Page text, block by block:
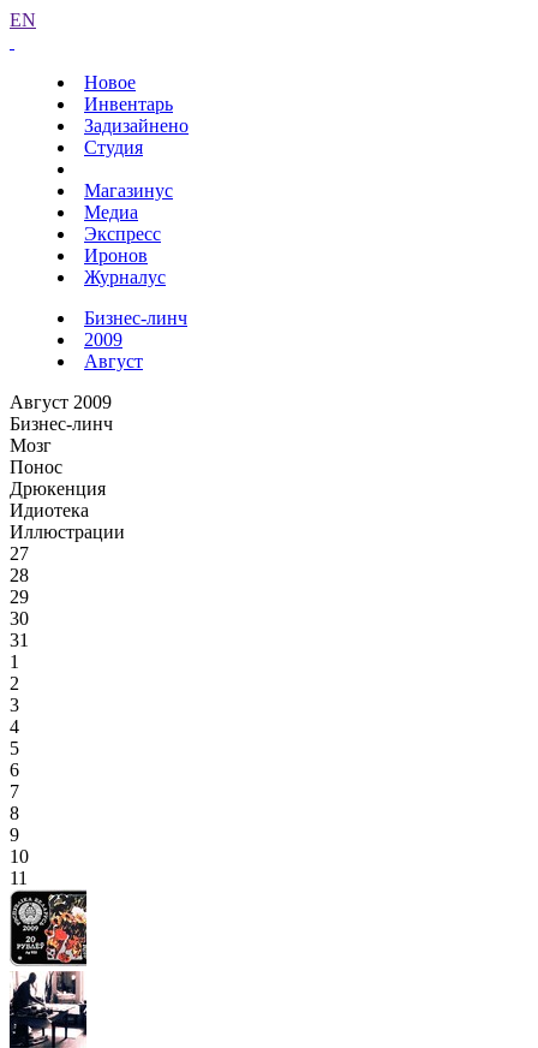
EN
Новое
Инвентарь
Задизайнено
Студия
Магазинус
Медиа
Экспресс
Иронов
Журналус
Бизнес-линч
2009
Август
Август 2009
Бизнес-линч
Мозг
Понос
Дрюкенция
Идиотека
Иллюстрации
27
28
29
30
31
1
2
3
4
5
6
7
8
9
10
11